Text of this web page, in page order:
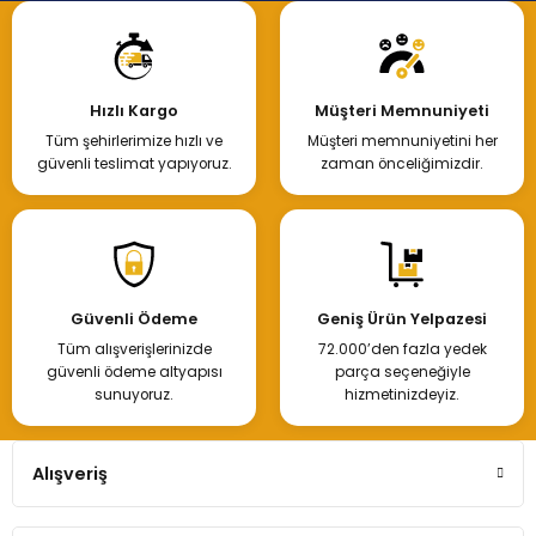
Hızlı Kargo
Tüm şehirlerimize hızlı ve
güvenli teslimat yapıyoruz.
Müşteri Memnuniyeti
Müşteri memnuniyetini her
zaman önceliğimizdir.
Güvenli Ödeme
Tüm alışverişlerinizde
güvenli ödeme altyapısı
sunuyoruz.
Geniş Ürün Yelpazesi
72.000’den fazla yedek
parça seçeneğiyle
hizmetinizdeyiz.
Alışveriş